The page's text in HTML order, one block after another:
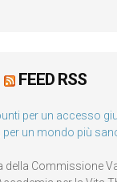
FEED RSS
per un accesso
per un mondo più
della Commissione